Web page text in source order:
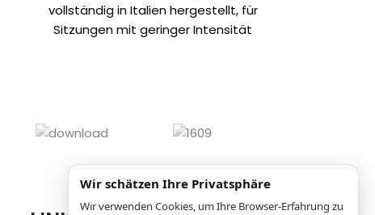
vollständig in Italien hergestellt, für
Sitzungen mit geringer Intensität
Wir schätzen Ihre Privatsphäre
Wir verwenden Cookies, um Ihre Browser-Erfahrung zu